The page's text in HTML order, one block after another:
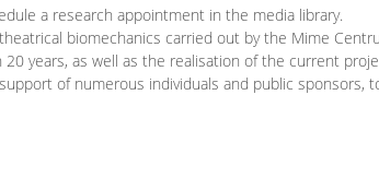
a research appointment in the media library.
biomechanics carried out by the Mime
years, as well as the realisation of the current
of numerous individuals and public sponsors,